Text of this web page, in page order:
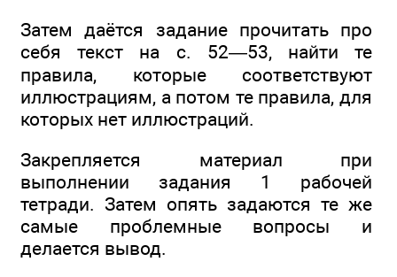
Затем даётся задание прочитать про
себя текст на с. 52—53, найти те
правила, которые соответствуют
иллюстрациям, а потом те правила, для
которых нет иллюстраций.
Закрепляется материал при
выполнении задания 1 рабочей
тетради. Затем опять задаются те же
самые проблемные вопросы и
делается вывод.